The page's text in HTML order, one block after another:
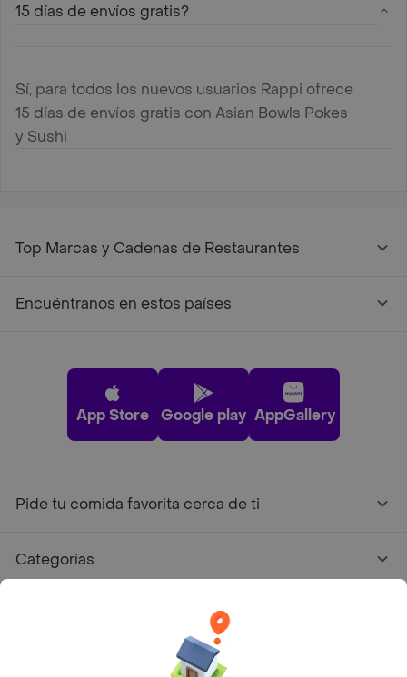
15 días de envíos gratis?
Sí, para todos los nuevos usuarios Rappi ofrece
15 días de envíos gratis con Asian Bowls Pokes
y Sushi
Top Marcas y Cadenas de Restaurantes
Encuéntranos en estos países
App Store Google play AppGallery
Pide tu comida favorita cerca de ti
Categorías